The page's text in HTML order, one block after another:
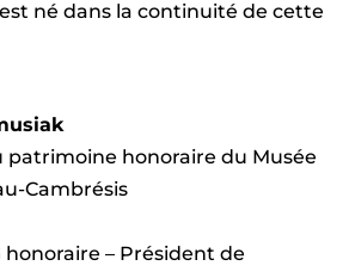
né dans la continuité de cette
patrimoine honoraire du Musée
Cambrésis
– Président de